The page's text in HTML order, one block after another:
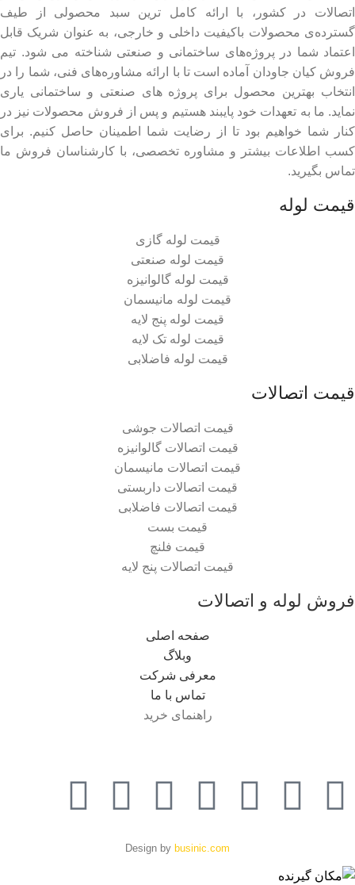
اتصالات در کشور، با ارائه کامل ترین سبد محصولی از طیف
گسترده‌‌ی محصولات باکیفیت داخلی و خارجی، به عنوان شریک قابل
اعتماد شما در پروژه‌های ساختمانی و صنعتی شناخته می شود. تیم
فروش کیان جاودان آماده است تا با ارائه مشاوره‌های فنی، شما را در
انتخاب بهترین محصول برای پروژه های صنعتی و ساختمانی یاری
نماید. ما به تعهدات خود پایبند هستیم و پس از فروش محصولات نیز در
کنار شما خواهیم بود تا از رضایت شما اطمینان حاصل کنیم. برای
کسب اطلاعات بیشتر و مشاوره تخصصی، با کارشناسان فروش ما
تماس بگیرید.
قیمت لوله
قیمت لوله گازی
قیمت لوله صنعتی
قیمت لوله گالوانیزه
قیمت لوله مانیسمان
قیمت لوله پنج لایه
قیمت لوله تک لایه
قیمت لوله فاضلابی
قیمت اتصالات
قیمت اتصالات جوشی
قیمت اتصالات گالوانیزه
قیمت اتصالات مانیسمان
قیمت اتصالات داربستی
قیمت اتصالات فاضلابی
قیمت بست
قیمت فلنچ
قیمت اتصالات پنج لایه
فروش لوله و اتصالات
صفحه اصلی
وبلاگ
معرفی شرکت
تماس با ما
راهنمای خرید
Design by businic.com